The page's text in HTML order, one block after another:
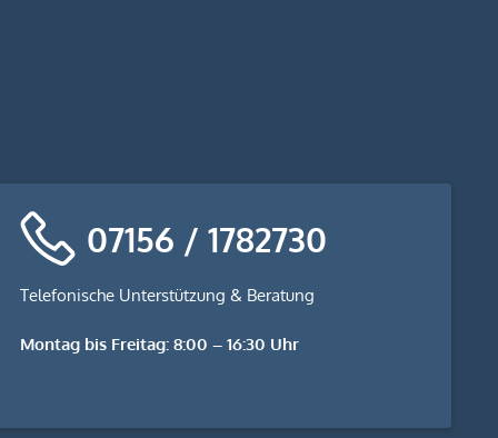
07156 / 1782730
Telefonische Unterstützung & Beratung
Montag bis Freitag: 8:00 – 16:30 Uhr